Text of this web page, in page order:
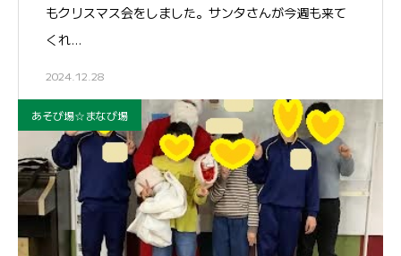
もクリスマス会をしました。サンタさんが今週も来て
くれ…
2024.12.28
あそび場☆まなび場